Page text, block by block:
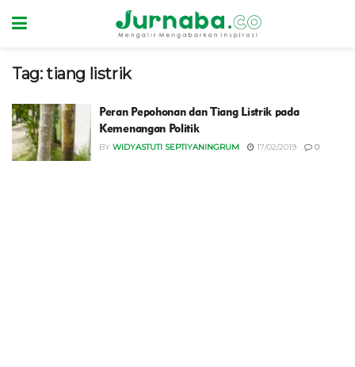
Tag:tiang listrik
Peran Pepohonan dan Tiang Listrik pada
Kemenangan Politik
BY WIDYASTUTI SEPTIYANINGRUM 17/02/2019 0